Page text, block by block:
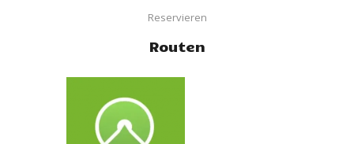
Reservieren
Routen